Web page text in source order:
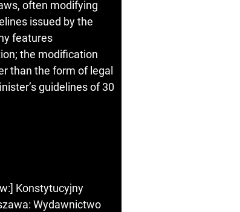
often modifying
issued by the
features
the modification
than the form of legal
guidelines of 30
Konstytucyjny
Wydawnictwo